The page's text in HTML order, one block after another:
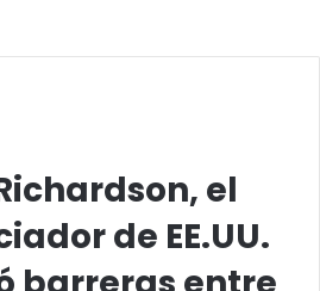
el
de EE.UU.